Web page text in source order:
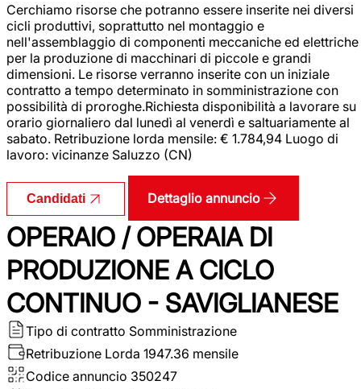
Cerchiamo risorse che potranno essere inserite nei diversi
cicli produttivi, soprattutto nel montaggio e
nell'assemblaggio di componenti meccaniche ed elettriche
per la produzione di macchinari di piccole e grandi
dimensioni. Le risorse verranno inserite con un iniziale
contratto a tempo determinato in somministrazione con
possibilità di proroghe.Richiesta disponibilità a lavorare su
orario giornaliero dal lunedì al venerdì e saltuariamente al
sabato. Retribuzione lorda mensile: € 1.784,94 Luogo di
lavoro: vicinanze Saluzzo (CN)
Candidati Dettaglio annuncio
OPERAIO / OPERAIA DI
PRODUZIONE A CICLO
CONTINUO - SAVIGLIANESE
Tipo di contratto Somministrazione
Retribuzione Lorda 1947.36 mensile
Codice annuncio 350247